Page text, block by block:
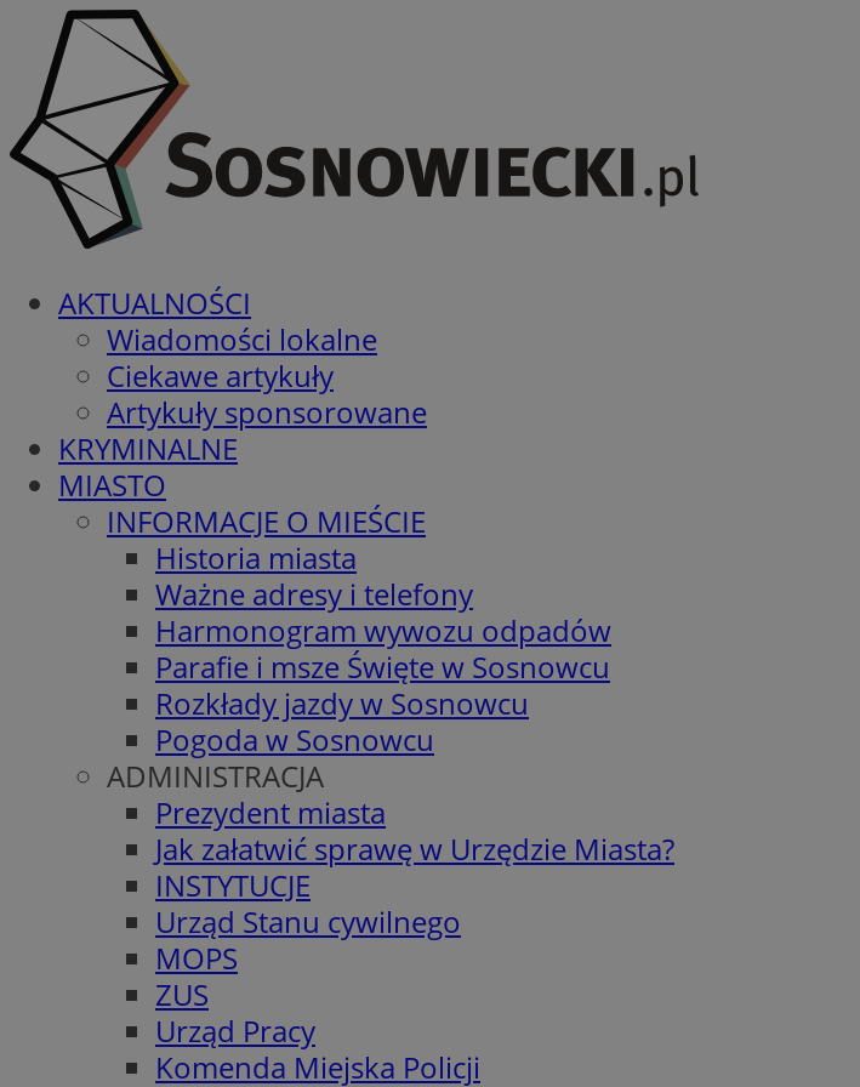
AKTUALNOŚCI
Wiadomości lokalne
Ciekawe artykuły
Artykuły sponsorowane
KRYMINALNE
MIASTO
INFORMACJE O MIEŚCIE
Historia miasta
Ważne adresy i telefony
Harmonogram wywozu odpadów
Parafie i msze Święte w Sosnowcu
Rozkłady jazdy w Sosnowcu
Pogoda w Sosnowcu
ADMINISTRACJA
Prezydent miasta
Jak załatwić sprawę w Urzędzie Miasta?
INSTYTUCJE
Urząd Stanu cywilnego
MOPS
ZUS
Urząd Pracy
Komenda Miejska Policji